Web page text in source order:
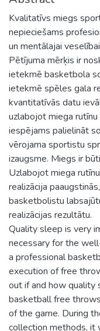
Kvalitatīvs miegs
nepieciešams
un mentālajai
Pētījuma mērķis ir
ietekmē basketbola
ietekmē spēles gala
kvantitatīvās datu
uzlabojot miega
iespējams palielināt
vērojama sportistu
izaugsme. Miegs ir
Uzlabojot miega
realizācija
basketbolistu
realizācijas rezultātu.
Quality sleep is very
necessary for the
a professional
execution of free
out if and how quality
basketball free
of the game. During
collection methods, it